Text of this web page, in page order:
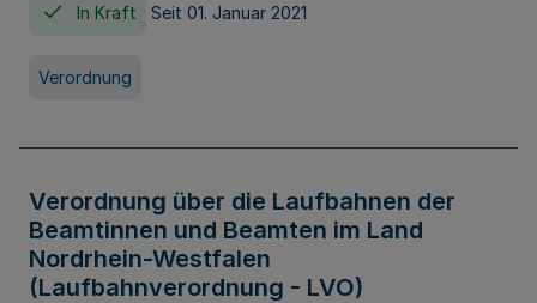
In Kraft Seit 01. Januar 2021
Verordnung
Verordnung über die Laufbahnen der
Beamtinnen und Beamten im Land
Nordrhein-Westfalen
(Laufbahnverordnung - LVO)